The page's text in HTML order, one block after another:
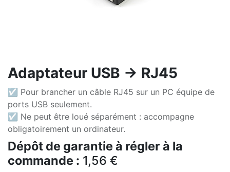
Adaptateur USB -> RJ45
☑ Pour brancher un câble RJ45 sur un PC équipe de
ports USB seulement.
☑ Ne peut être loué séparément : accompagne
obligatoirement un ordinateur.
Dépôt de garantie à régler à la
commande : 1,56 €